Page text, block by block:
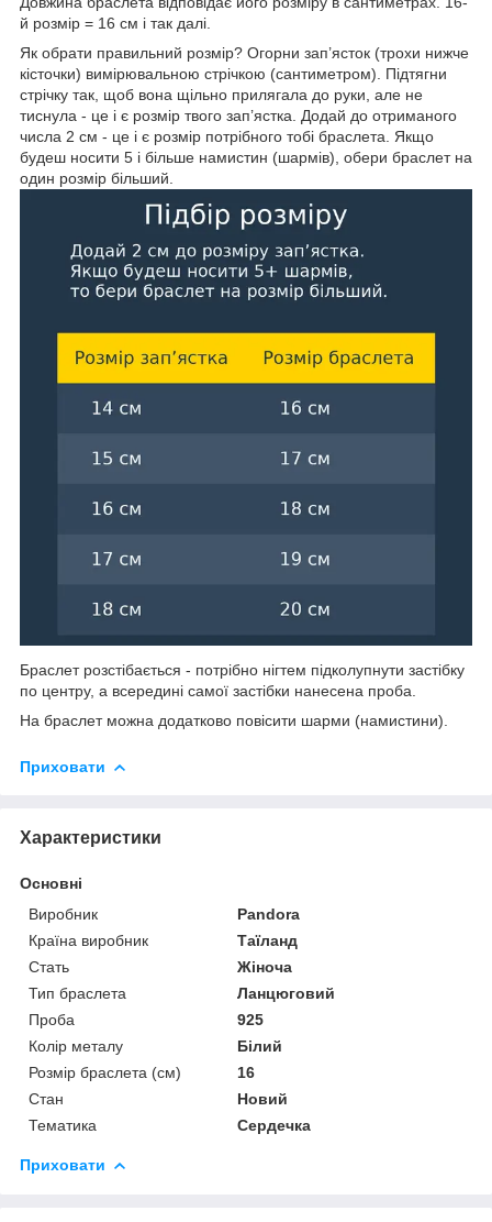
й розмір = 16 см і так далі.
Як обрати правильний розмір? Огорни зап’ясток (трохи нижче
кісточки) вимірювальною стрічкою (сантиметром). Підтягни
стрічку так, щоб вона щільно прилягала до руки, але не
тиснула - це і є розмір твого зап’ястка. Додай до отриманого
числа 2 см - це і є розмір потрібного тобі браслета. Якщо
будеш носити 5 і більше намистин (шармів), обери браслет на
один розмір більший.
Браслет розстібається - потрібно нігтем підколупнути застібку
по центру, а всередині самої застібки нанесена проба.
На браслет можна додатково повісити шарми (намистини).
Приховати
Характеристики
Основні
Виробник
Pandora
Країна виробник
Таїланд
Стать
Жіноча
Тип браслета
Ланцюговий
Проба
925
Колір металу
Білий
Розмір браслета (см)
16
Стан
Новий
Тематика
Сердечка
Приховати